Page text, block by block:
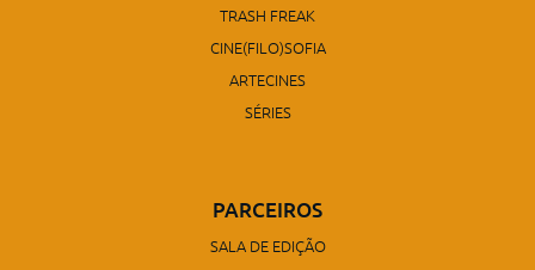
TRASH FREAK
CINE(FILO)SOFIA
ARTECINES
SÉRIES
PARCEIROS
SALA DE EDIÇÃO